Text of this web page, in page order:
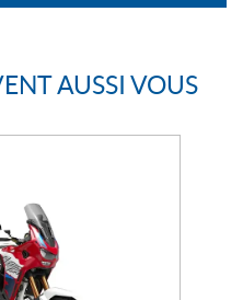
AUSSI VOUS